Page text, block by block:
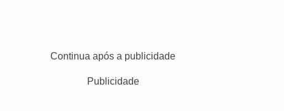
Continua após a publicidade
Publicidade